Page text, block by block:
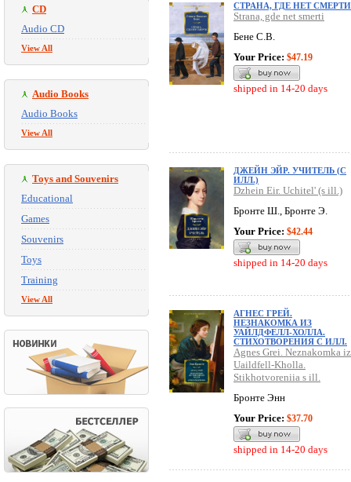
CD
Audio CD
View All
Audio Books
Audio Books
View All
Toys and Souvenirs
Educational
Games
Souvenirs
Toys
Training
View All
СТРАНА, ГДЕ НЕТ СМЕРТИ
Strana, gde net smerti
Бене С.В.
Your Price: $47.19
shipped in 14-20 days
ДЖЕЙН ЭЙР. УЧИТЕЛЬ (С
ИЛЛ.)
Dzhein Eir. Uchitel' (s ill.)
Бронте Ш., Бронте Э.
Your Price: $42.44
shipped in 14-20 days
АГНЕС ГРЕЙ.
НЕЗНАКОМКА ИЗ
УАЙЛДФЕЛЛ-ХОЛЛА.
СТИХОТВОРЕНИЯ С ИЛЛ.
Agnes Grei. Neznakomka iz
Uaildfell-Kholla.
Stikhotvoreniia s ill.
Бронте Энн
Your Price: $37.70
shipped in 14-20 days